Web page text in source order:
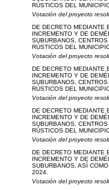
RÚSTICOS DEL
Votación del proyecto
DE DECRETO MEDIANTE
INCREMENTO Y DE
SUBURBANOS,
RÚSTICOS DEL
Votación del proyecto
DE DECRETO MEDIANTE
INCREMENTO Y DE
SUBURBANOS,
RÚSTICOS DEL
Votación del proyecto
DE DECRETO MEDIANTE
INCREMENTO Y DE
SUBURBANOS,
RÚSTICOS DEL
Votación del proyecto
DE DECRETO MEDIANTE
INCREMENTO Y DE
SUBURBANOS, ASÍ
2024.
Votación del proyecto